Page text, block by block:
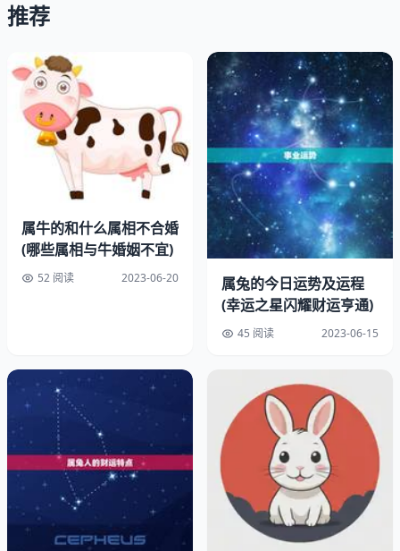
鼠、牛、虎、兔、龙、蛇、马、羊、猴、鸡、狗、猪。每个
有相同的年龄。
对于属兔的朋友们来说，他们的年龄计算规则如下：
1、出生年份除以12，余数为0，则为兔年；余数为1，则为
龙年；余数为2，则为蛇年；余数为3，则为马年；余数为
4，则为羊年；余数为5，则为猴年；余数为6，则为鸡年；
余数为7，则为狗年；余数为8，则为猪年；余数为9，则为
鼠年；余数为10，则为牛年；余数为11，则为虎年。
2、如果出生年份是闰年，且在该年的2月4日（立春）之前
出生，则按照上一年的生肖年份计算；如果在2月4日之后
出生，则按照当年的生肖年份计算。
3、如果出生年份是公历的闰年，在农历中并不是闰年，则
按照农历的正常年份计算。
二、举例说明
以1999年出生的属兔朋友为例，根据上述规则，可以得出
1、999年是兔年，1999年出生的朋友是属兔的。
推荐
属牛的和什么属相不合婚
(哪些属相与牛婚姻不宜)
52 阅读 2023-06-20
属兔的今日运势及运程
(幸运之星闪耀财运亨通)
45 阅读 2023-06-15